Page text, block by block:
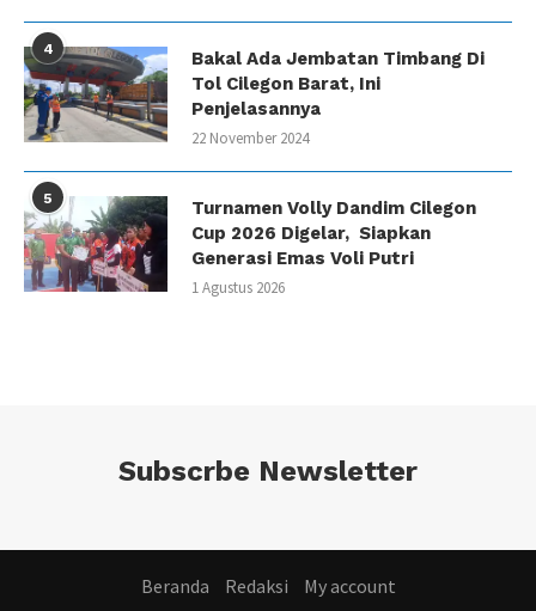
4
Bakal Ada Jembatan Timbang Di
Tol Cilegon Barat, Ini
Penjelasannya
22 November 2024
5
Turnamen Volly Dandim Cilegon
Cup 2026 Digelar, Siapkan
Generasi Emas Voli Putri
1 Agustus 2026
Subscrbe Newsletter
Beranda Redaksi My account